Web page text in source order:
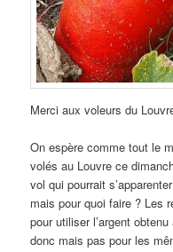
Merci aux voleurs du
On espère comme tout le
volés au Louvre ce
vol qui pourrait
mais pour quoi faire ? Les
pour utiliser l’argent
donc mais pas pour les